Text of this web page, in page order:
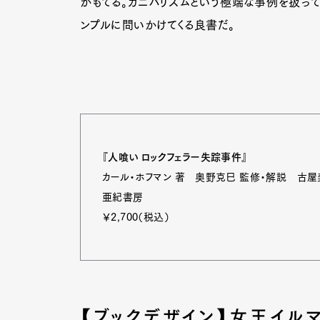
ンプルに問いかけてくる良書だ。
『人喰い ロックフェラー失踪事件』
カール・ホフマン 著 奥野克巳 監修・解説 古
亜紀書房
￥2,700（税込）
【ブックデザイン】女王イ